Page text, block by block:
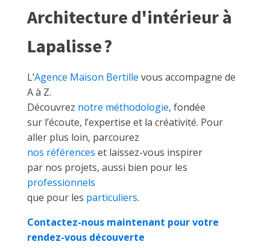
Architecture d'intérieur à
Lapalisse ?
L’Agence Maison Bertille vous accompagne de
A à Z.
Découvrez notre méthodologie, fondée
sur l’écoute, l’expertise et la créativité. Pour
aller plus loin, parcourez
nos références et laissez-vous inspirer
par nos projets, aussi bien pour les
professionnels
que pour les particuliers.
Contactez-nous maintenant pour votre
rendez-vous découverte